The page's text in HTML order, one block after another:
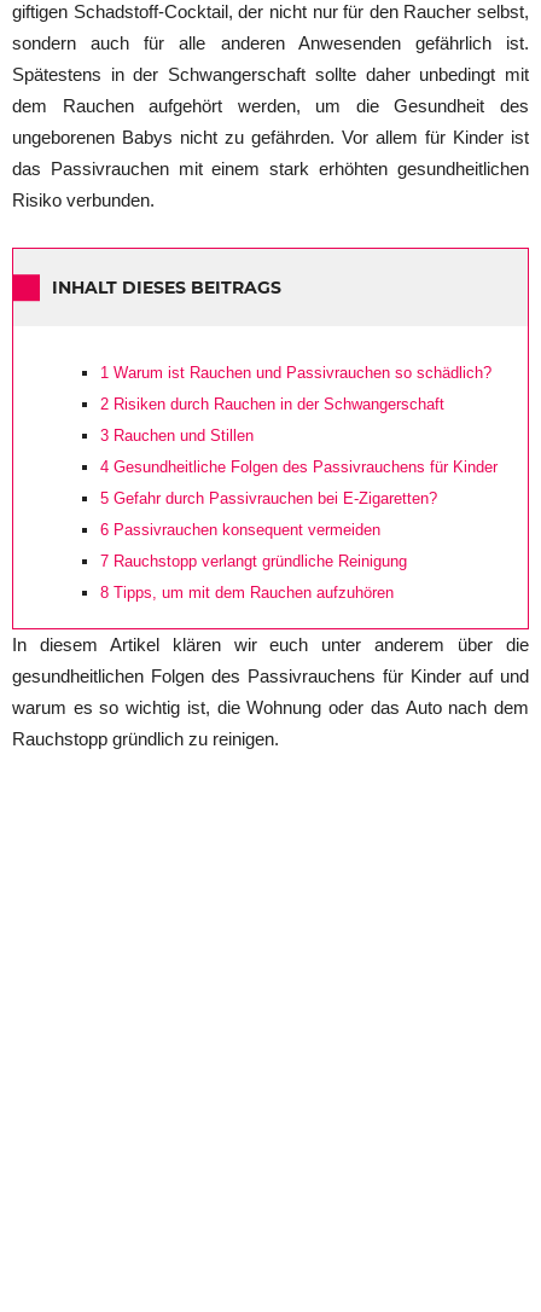
giftigen Schadstoff-Cocktail, der nicht nur für den Raucher selbst,
sondern auch für alle anderen Anwesenden gefährlich ist.
Spätestens in der Schwangerschaft sollte daher unbedingt mit
dem Rauchen aufgehört werden, um die Gesundheit des
ungeborenen Babys nicht zu gefährden. Vor allem für Kinder ist
das Passivrauchen mit einem stark erhöhten gesundheitlichen
Risiko verbunden.
INHALT DIESES BEITRAGS
1 Warum ist Rauchen und Passivrauchen so schädlich?
2 Risiken durch Rauchen in der Schwangerschaft
3 Rauchen und Stillen
4 Gesundheitliche Folgen des Passivrauchens für Kinder
5 Gefahr durch Passivrauchen bei E-Zigaretten?
6 Passivrauchen konsequent vermeiden
7 Rauchstopp verlangt gründliche Reinigung
8 Tipps, um mit dem Rauchen aufzuhören
In diesem Artikel klären wir euch unter anderem über die
gesundheitlichen Folgen des Passivrauchens für Kinder auf und
warum es so wichtig ist, die Wohnung oder das Auto nach dem
Rauchstopp gründlich zu reinigen.